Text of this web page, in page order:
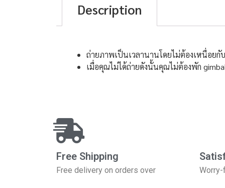
Description
ถ่ายภาพเป็นเวลานานโดยไม่ต้องเหนื่อย
เมื่อคุณไม่ได้ถ่ายดังนั้นคุณไม่ต้องพัก
Free Shipping
Free delivery on orders over